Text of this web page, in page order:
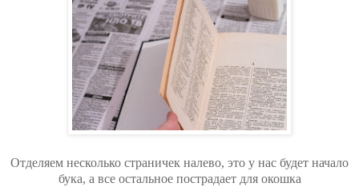
Отделяем несколько страничек налево, это у нас будет начало
бука, а все остальное пострадает для окошка